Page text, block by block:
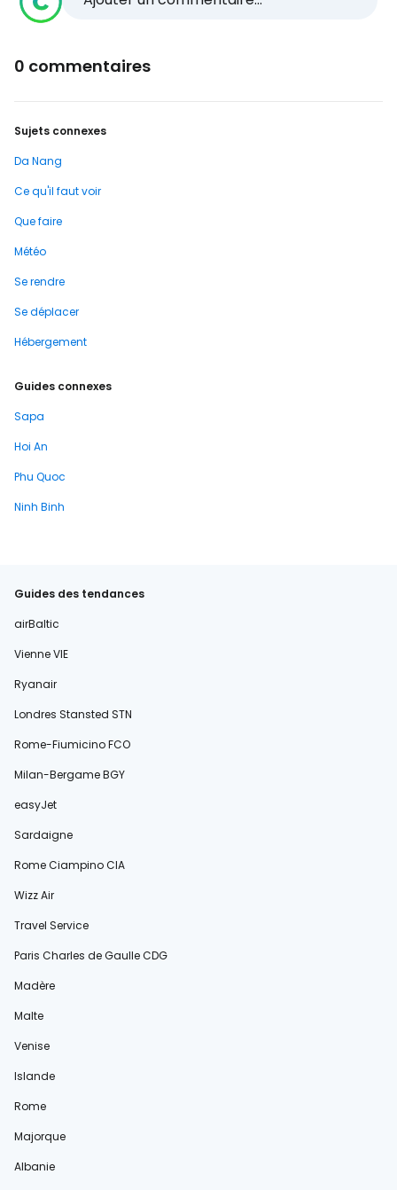
0 commentaires
Sujets connexes
Da Nang
Ce qu'il faut voir
Que faire
Météo
Se rendre
Se déplacer
Hébergement
Guides connexes
Sapa
Hoi An
Phu Quoc
Ninh Binh
Guides des tendances
airBaltic
Vienne VIE
Ryanair
Londres Stansted STN
Rome-Fiumicino FCO
Milan-Bergame BGY
easyJet
Sardaigne
Rome Ciampino CIA
Wizz Air
Travel Service
Paris Charles de Gaulle CDG
Madère
Malte
Venise
Islande
Rome
Majorque
Albanie